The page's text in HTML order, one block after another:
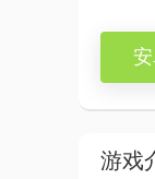
游戏